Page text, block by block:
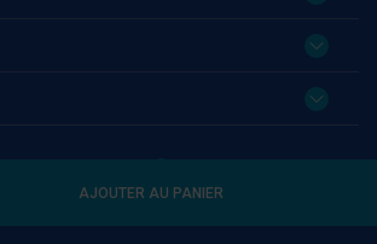
AJOUTER AU PANIER